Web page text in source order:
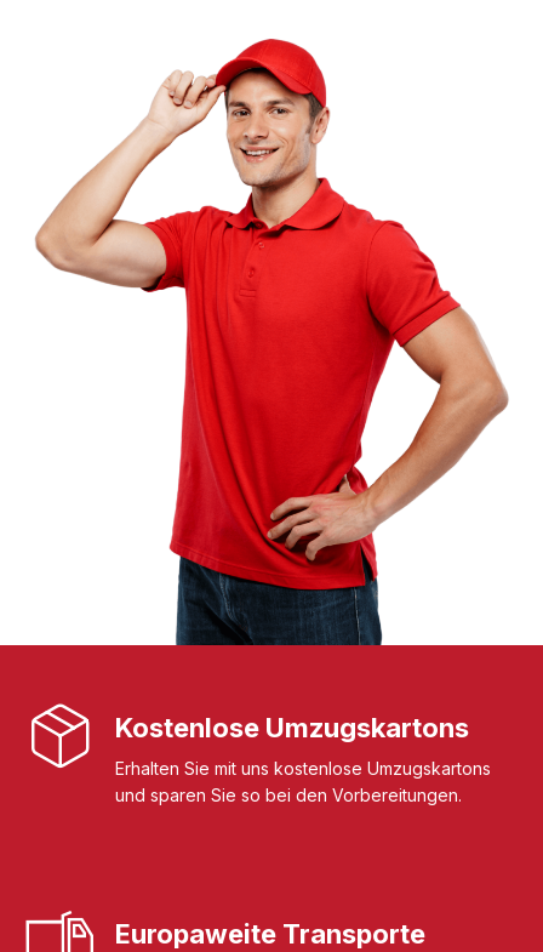
Kostenlose Umzugskartons
Erhalten Sie mit uns kostenlose Umzugskartons
und sparen Sie so bei den Vorbereitungen.
Europaweite Transporte